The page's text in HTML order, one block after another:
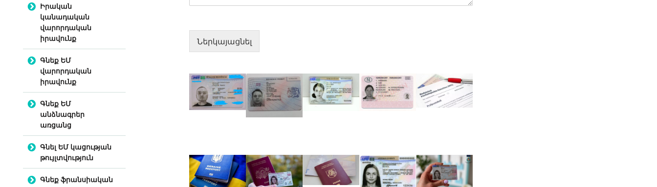
Ներկայացնել
Իրական
կանադական
վարորդական
իրավունք
Գնեք ԵՄ
վարորդական
իրավունք
Գնեք ԵՄ
անձնագրեր
առցանց
Գնել ԵՄ կացության
թույլտվություն
Գնեք ֆրանսիական